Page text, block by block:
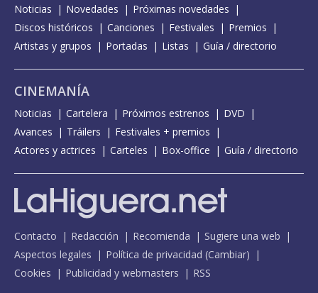
Noticias Novedades
Próximas novedades
Discos históricos
Canciones Festivales
Premios
Artistas y grupos
Portadas Listas Guía / directorio
CINEMANÍA
Noticias Cartelera Próximos estrenos
DVD
Avances
Tráilers
Festivales + premios
Actores y actrices
Carteles Box-office Guía / directorio
Contacto Redacción Recomienda
Sugiere una web
Aspectos legales
Política de privacidad (Cambiar)
Cookies
Publicidad y webmasters RSS